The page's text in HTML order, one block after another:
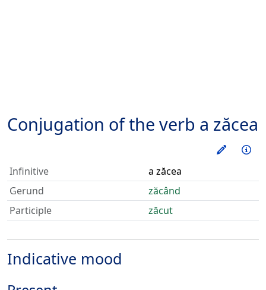
Conjugation of the verb a zăcea
Train
Infinitive
a zăcea
Gerund
zăcând
Participle
zăcut
Indicative mood